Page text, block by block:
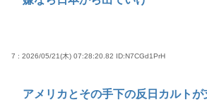
7 : 2026/05/21(木) 07:28:20.82 ID:N7CGd1PrH
アメリカとその手下の反日カルトが